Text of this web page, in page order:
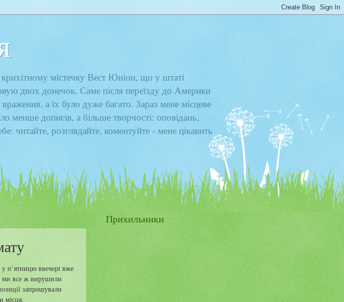
містечку Вест Юніон, що у штаті
двох донечок. Саме після переїзду до Америки
а їх було дуже багато. Зараз мене місцеве
менше дописів, а більше творчості: оповідань,
читайте, розглядайте, коментуйте - мене цікавить
у п’ятницю ввечері вже
ми все ж вирушили
запрошували
місця.
Прихильники